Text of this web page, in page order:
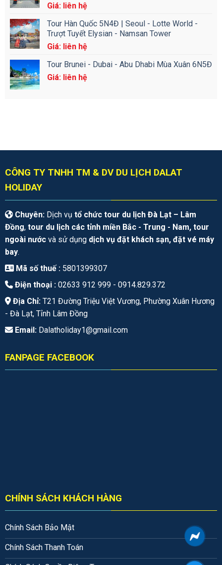
Giá: liên hệ
Tour Hàn Quốc 5N4Đ | Seoul - Lotte World -
Trượt Tuyết Elysian - Namsan Tower
Giá: liên hệ
Tour Brunei - Dubai - Abu Dhabi Mùa Xuân 6N5Đ
Giá: liên hệ
CÔNG TY TNHH TM & DV DU LỊCH DALAT
HOLIDAY
Chuyên:Dịch vụ tổ chức tour du lịch Đà Lạt – Lâm
Đồng, tour du lịch các tỉnh miền Bắc - Trung - Nam, tour
ngoài nướcvà sử dụng dịch vụ đặt khách sạn, đặt vé máy
bay.
Mã số thuế : 5801399307
Điện thoại : 02633 912 999 - 0914.829.372
Địa Chỉ: T21 Đường Triệu Việt Vương, Phường Xuân Hương
- Đà Lạt, Tỉnh Lâm Đồng
Email: Dalatholiday1@gmail.com
FANPAGE FACEBOOK
CHÍNH SÁCH KHÁCH HÀNG
Chính Sách Bảo Mật
Chính Sách Thanh Toán